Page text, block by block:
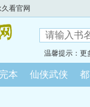
看官网
温馨提示：更
完本 仙侠武侠